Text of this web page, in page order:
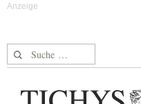
Suche nach: